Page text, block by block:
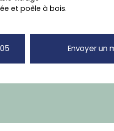
et poêle à bois.
Envoyer un